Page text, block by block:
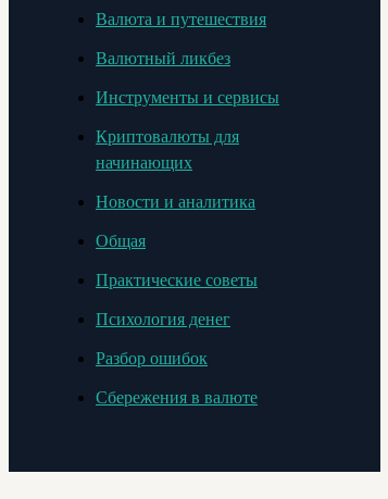
Валюта и путешествия
Валютный ликбез
Инструменты и сервисы
Криптовалюты для
начинающих
Новости и аналитика
Общая
Практические советы
Психология денег
Разбор ошибок
Сбережения в валюте